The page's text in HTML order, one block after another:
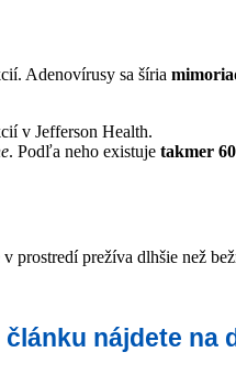
Adenovírusy sa šíria
v Jefferson Health.
. Podľa neho existuje takmer
prostredí prežíva dlhšie než
nájdete na